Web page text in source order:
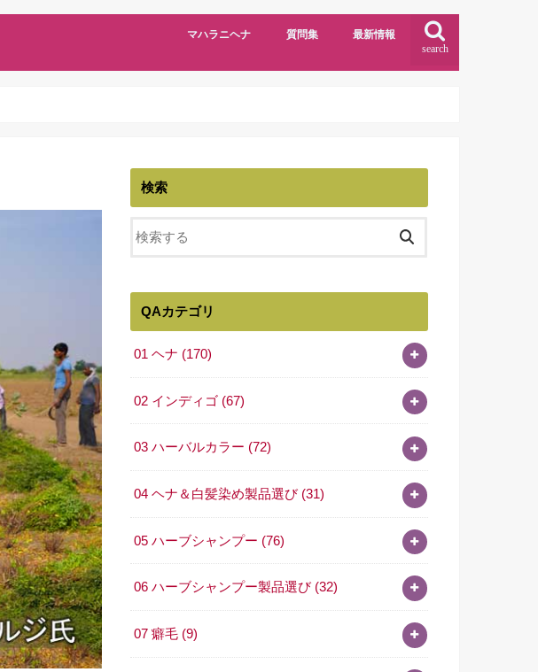
search
マハラニヘナ 質問集 最新情報
検索
QAカテゴリ
01 ヘナ (170)
02 インディゴ (67)
03 ハーバルカラー (72)
04 ヘナ＆白髪染め製品選び (31)
05 ハーブシャンプー (76)
06 ハーブシャンプー製品選び (32)
07 癖毛 (9)